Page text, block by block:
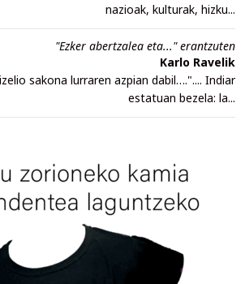
nazioak, kulturak, hizku...
"Ezker abertzalea eta..." erantzuten
Karlo Ravelik
sakona lurraren azpian dabil….".... Indiar
estatuan bezela: la...